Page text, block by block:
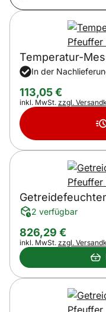
Temperatur-
In der
113,05€
Steuerhinweis:
inkl. MwSt. zzgl.
2 verfügbar
826,29 €
Steuerhinweis:
inkl. MwSt. zzgl.